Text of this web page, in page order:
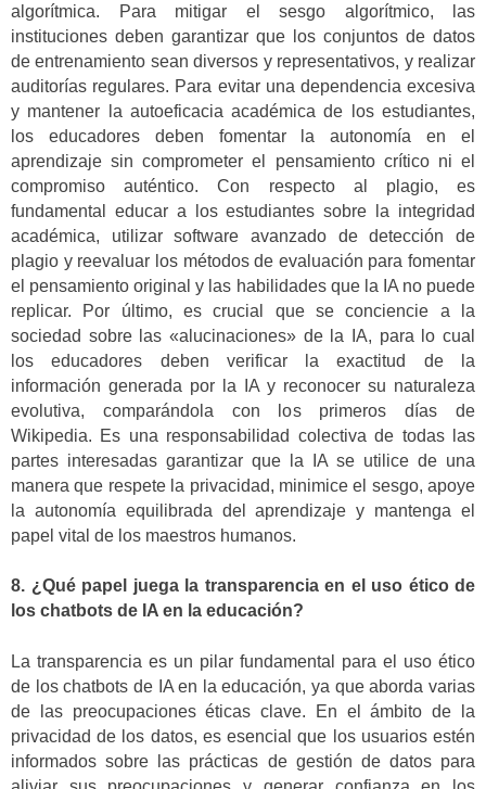
algorítmica. Para mitigar el sesgo algorítmico, las
instituciones deben garantizar que los conjuntos de datos
de entrenamiento sean diversos y representativos, y realizar
auditorías regulares. Para evitar una dependencia excesiva
y mantener la autoeficacia académica de los estudiantes,
los educadores deben fomentar la autonomía en el
aprendizaje sin comprometer el pensamiento crítico ni el
compromiso auténtico. Con respecto al plagio, es
fundamental educar a los estudiantes sobre la integridad
académica, utilizar software avanzado de detección de
plagio y reevaluar los métodos de evaluación para fomentar
el pensamiento original y las habilidades que la IA no puede
replicar. Por último, es crucial que se conciencie a la
sociedad sobre las «alucinaciones» de la IA, para lo cual
los educadores deben verificar la exactitud de la
información generada por la IA y reconocer su naturaleza
evolutiva, comparándola con los primeros días de
Wikipedia. Es una responsabilidad colectiva de todas las
partes interesadas garantizar que la IA se utilice de una
manera que respete la privacidad, minimice el sesgo, apoye
la autonomía equilibrada del aprendizaje y mantenga el
papel vital de los maestros humanos.
8. ¿Qué papel juega la transparencia en el uso ético de
los chatbots de IA en la educación?
La transparencia es un pilar fundamental para el uso ético
de los chatbots de IA en la educación, ya que aborda varias
de las preocupaciones éticas clave. En el ámbito de la
privacidad de los datos, es esencial que los usuarios estén
informados sobre las prácticas de gestión de datos para